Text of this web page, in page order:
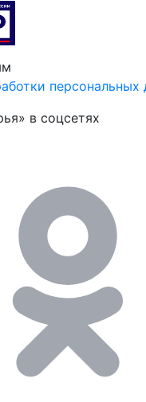
персональных
в соцсетях